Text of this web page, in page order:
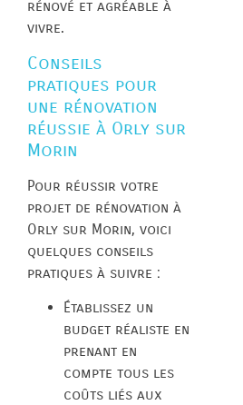
rénové et agréable à
vivre.
Conseils
pratiques pour
une rénovation
réussie à Orly sur
Morin
Pour réussir votre
projet de rénovation à
Orly sur Morin, voici
quelques conseils
pratiques à suivre :
Établissez un
budget réaliste en
prenant en
compte tous les
coûts liés aux